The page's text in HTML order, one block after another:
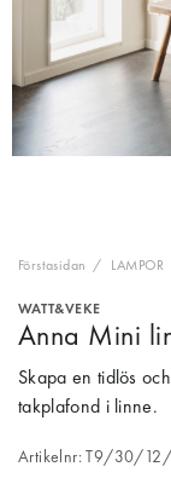
Förstasidan LAMPOR
WATT&VEKE
Anna Mini
Skapa en tidlös
takplafond i linne.
Artikelnr: T9/30/